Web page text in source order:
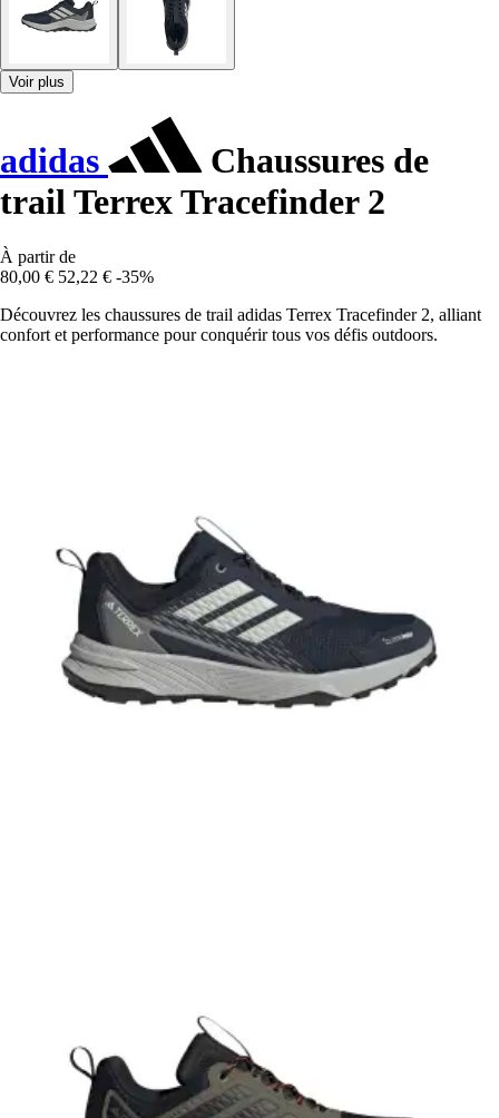
Voir plus
adidas
Chaussures de
trail Terrex Tracefinder 2
À partir de
80,00 € 52,22 € -35%
Découvrez les chaussures de trail adidas Terrex Tracefinder 2, alliant
confort et performance pour conquérir tous vos défis outdoors.